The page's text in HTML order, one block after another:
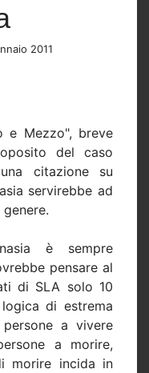
2011
e Mezzo", breve
del caso
citazione su
servirebbe ad
è sempre
pensare al
di SLA solo 10
di estrema
a vivere
a morire,
morire incida in